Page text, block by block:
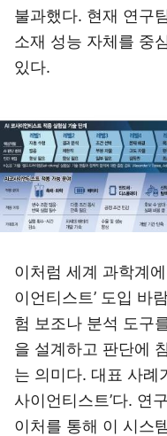
불과했다. 현재 연구
소재 성능 자체를 중
있다.
이처럼 세계 과학계
이언티스트’ 도입 바
험 보조나 분석 도구
을 설계하고 판단에
는 의미다. 대표 사례
사이언티스트’다. 연
이처를 통해 이 시스